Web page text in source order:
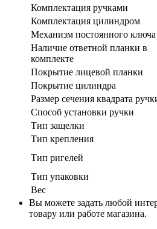
Комплектация ручками
Комплектация цилиндром
Механизм постоянного ключа
Наличие ответной планки в
комплекте
Покрытие лицевой планки
Покрытие цилиндра
Размер сечения квадрата
Способ установки ручки
Тип защелки
Тип крепления
Тип ригелей
Тип упаковки
Вес
Вы можете задать любой
товару или работе магазина.